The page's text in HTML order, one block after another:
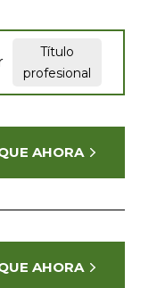
Título
profesional
AHORA
AHORA